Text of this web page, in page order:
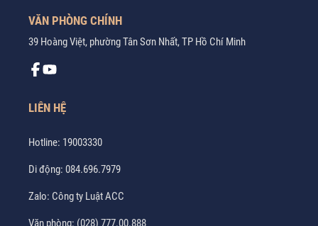
VĂN PHÒNG CHÍNH
39 Hoàng Việt, phường Tân Sơn Nhất, TP Hồ Chí Minh
LIÊN HỆ
Hotline: 19003330
Di động: 084.696.7979
Zalo: Công ty Luật ACC
Văn phòng: (028) 777.00.888